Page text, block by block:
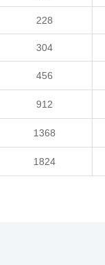
228
304
456
912
1368
1824